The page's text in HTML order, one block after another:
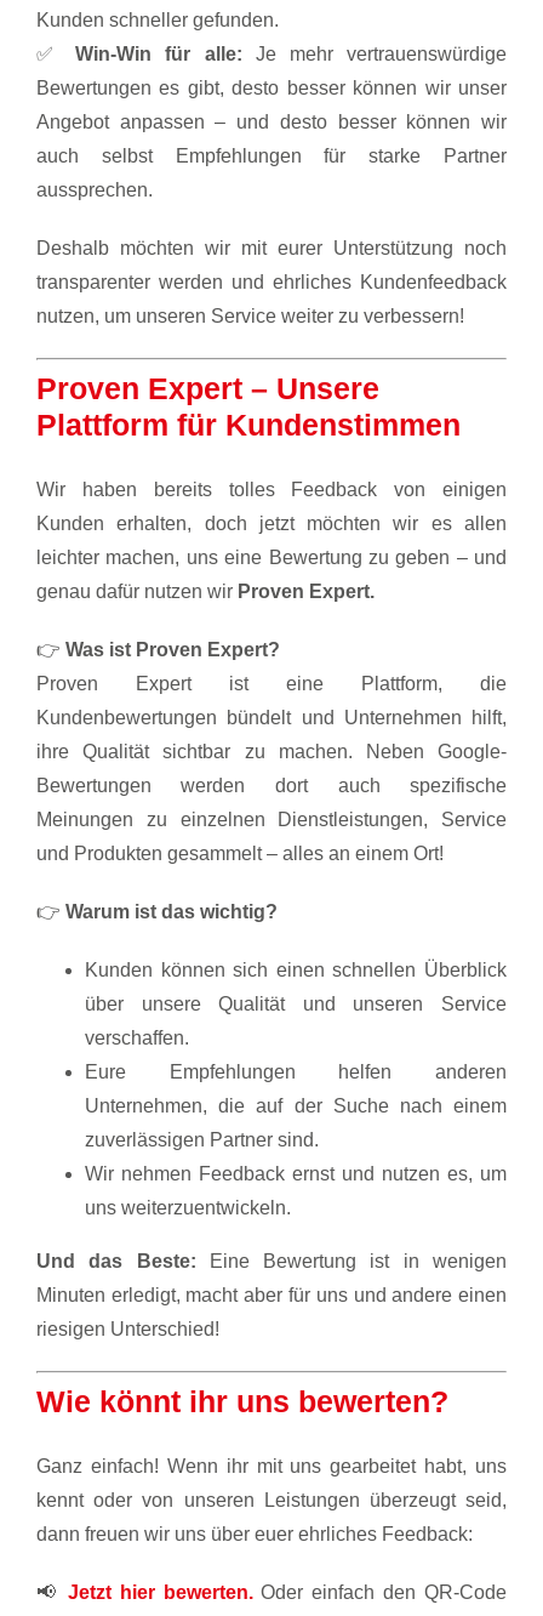
Kunden schneller gefunden.
✅Win-Win für alle: Je mehr vertrauenswürdige
Bewertungen es gibt, desto besser können wir unser
Angebot anpassen – und desto besser können wir
auch selbst Empfehlungen für starke Partner
aussprechen.
Deshalb möchten wir mit eurer Unterstützung noch
transparenter werden und ehrliches Kundenfeedback
nutzen, um unseren Service weiter zu verbessern!
Proven Expert – Unsere
Plattform für Kundenstimmen
Wir haben bereits tolles Feedback von einigen
Kunden erhalten, doch jetzt möchten wir es allen
leichter machen, uns eine Bewertung zu geben – und
genau dafür nutzen wir Proven Expert.
👉 Was ist Proven Expert?
Proven Expert ist eine Plattform, die
Kundenbewertungen bündelt und Unternehmen hilft,
ihre Qualität sichtbar zu machen. Neben Google-
Bewertungen werden dort auch spezifische
Meinungen zu einzelnen Dienstleistungen, Service
und Produkten gesammelt – alles an einem Ort!
👉 Warum ist das wichtig?
Kunden können sich einen schnellen Überblick
über unsere Qualität und unseren Service
verschaffen.
Eure Empfehlungen helfen anderen
Unternehmen, die auf der Suche nach einem
zuverlässigen Partner sind.
Wir nehmen Feedback ernst und nutzen es, um
uns weiterzuentwickeln.
Und das Beste: Eine Bewertung ist in wenigen
Minuten erledigt, macht aber für uns und andere einen
riesigen Unterschied!
Wie könnt ihr uns bewerten?
Ganz einfach! Wenn ihr mit uns gearbeitet habt, uns
kennt oder von unseren Leistungen überzeugt seid,
dann freuen wir uns über euer ehrliches Feedback:
📢 Jetzt hier bewerten.Oder einfach den QR-Code